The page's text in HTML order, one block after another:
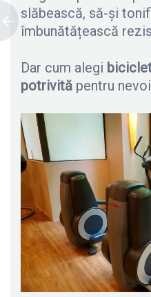
slăbească, să-și
îmbunătățească
Dar cum alegi
potrivită pentru